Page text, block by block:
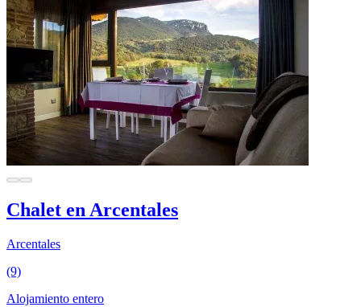
Chalet en Arcentales
Arcentales
(9)
Alojamiento entero